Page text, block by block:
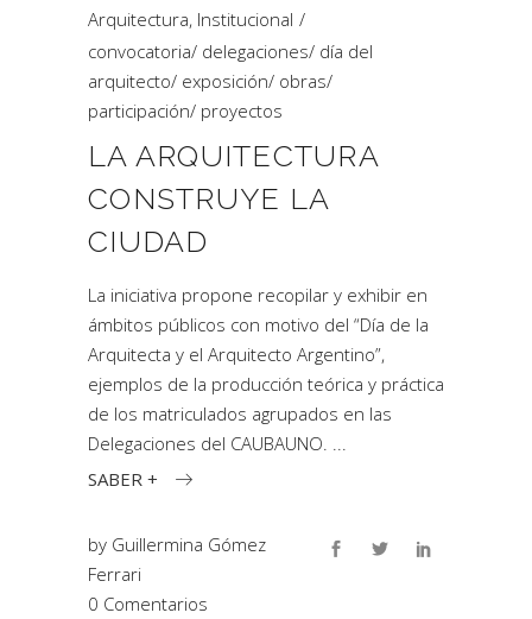
Arquitectura, Institucional
convocatoria/ delegaciones/ día del
arquitecto/ exposición/ obras/
participación/ proyectos
LA ARQUITECTURA
CONSTRUYE LA
CIUDAD
La iniciativa propone recopilar y exhibir en
ámbitos públicos con motivo del “Día de la
Arquitecta y el Arquitecto Argentino”,
ejemplos de la producción teórica y práctica
de los matriculados agrupados en las
Delegaciones del CAUBAUNO.
SABER +
by Guillermina Gómez
Ferrari
0 Comentarios